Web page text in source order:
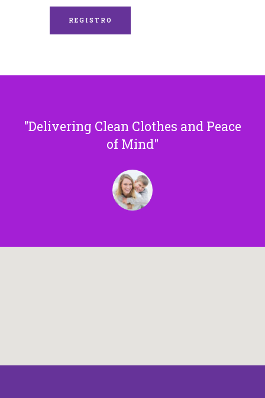
Delivering Clean Clothes and Peace
of Mind